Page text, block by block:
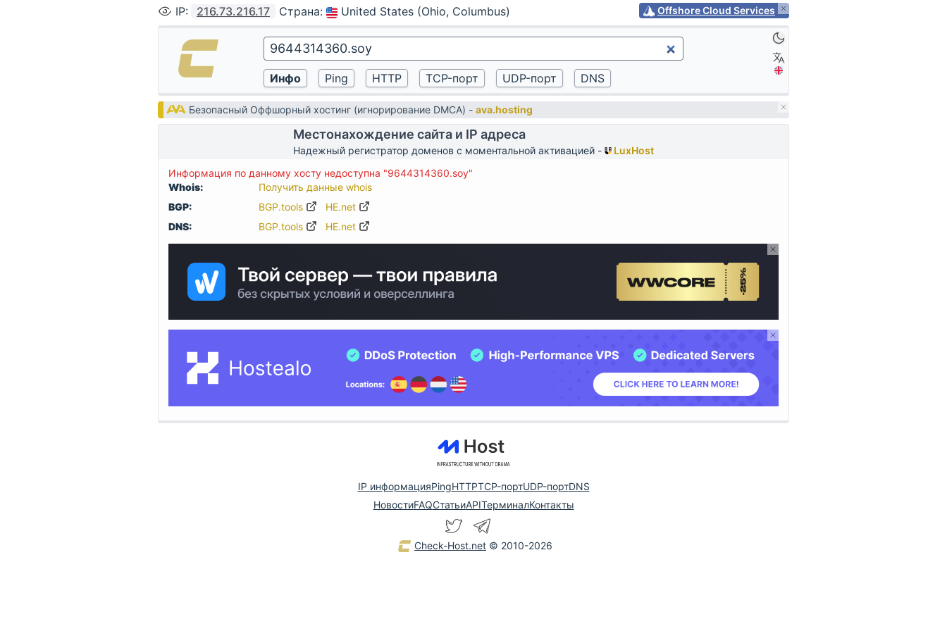
IP: 216.73.216.17 Страна: United States (Ohio, Columbus) Offshore Cloud Services
Безопасный Оффшорный хостинг (игнорирование DMCA) -ava.hosting
Местонахождение сайта и IP адреса
Надежный регистратор доменов с моментальной активацией -
LuxHost
Информация по данному хосту недоступна "9644314360.soy"
Whois:
Получить данные whois
BGP:
BGP.tools
HE.net
DNS:
BGP.tools HE.net
IP информацияPingHTTPTCP-портUDP-портDNS
НовостиFAQСтатьиAPIТерминалКонтакты
Check-Host.net © 2010-2026